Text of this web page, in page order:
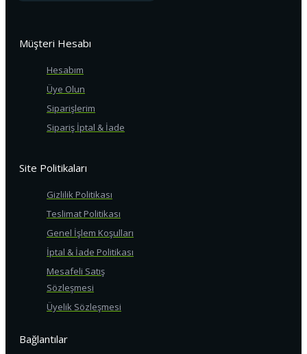
Müşteri Hesabı
Hesabım
Üye Olun
Siparişlerim
Sipariş İptal & İade
Site Politikaları
Gizlilik Politikası
Teslimat Politikası
Genel İşlem Koşulları
İptal & İade Politikası
Mesafeli Satış
Sözleşmesi
Üyelik Sözleşmesi
Bağlantılar